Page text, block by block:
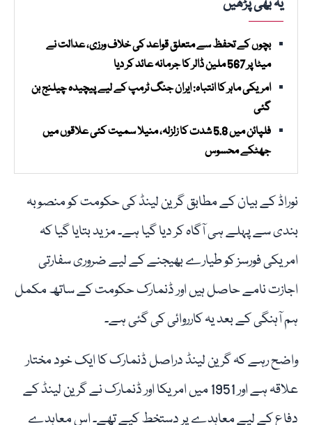
یہ بھی پڑھیں
بچوں کے تحفظ سے متعلق قواعد کی خلاف ورزی، عدالت نے
میٹا پر 567 ملین ڈالر کا جرمانہ عائد کر دیا
امریکی ماہر کا انتباہ: ایران جنگ ٹرمپ کے لیے پیچیدہ چیلنج بن
گئی
فلپائن میں 5.8 شدت کا زلزلہ، منیلا سمیت کئی علاقوں میں
جھٹکے محسوس
نوراڈ کے بیان کے مطابق گرین لینڈ کی حکومت کو منصوبہ
بندی سے پہلے ہی آگاہ کر دیا گیا ہے۔ مزید بتایا گیا کہ
امریکی فورسز کو طیارے بھیجنے کے لیے ضروری سفارتی
اجازت نامے حاصل ہیں اور ڈنمارک حکومت کے ساتھ مکمل
ہم آہنگی کے بعد یہ کارروائی کی گئی ہے۔
واضح رہے کہ گرین لینڈ دراصل ڈنمارک کا ایک خود مختار
علاقہ ہے اور 1951 میں امریکا اور ڈنمارک نے گرین لینڈ کے
دفاع کے لیے معاہدے پر دستخط کیے تھے۔ اس معاہدے